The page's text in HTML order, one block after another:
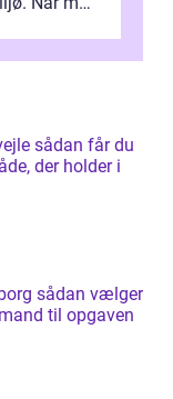
du
der holder i
til opgaven